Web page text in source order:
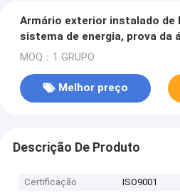
Armário exterior instalado de
sistema de energia, prova da
MOQ：1 GRUPO
Melhor preço
Descrição De Produto
Certificação
ISO9001